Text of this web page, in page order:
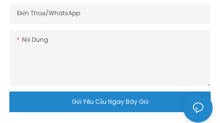
Điện Thoại/WhatsApp
Nội Dung
Gửi Yêu Cầu Ngay Bây Giờ